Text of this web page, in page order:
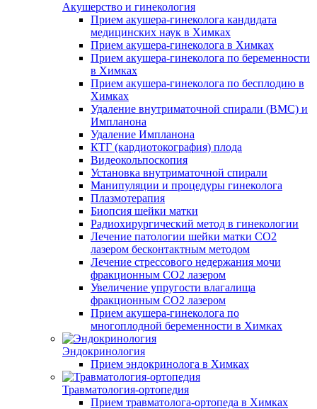
Акушерство и гинекология
Прием акушера-гинеколога кандидата
медицинских наук в Химках
Прием акушера-гинеколога в Химках
Прием акушера-гинеколога по беременности
в Химках
Прием акушера-гинеколога по бесплодию в
Химках
Удаление внутриматочной спирали (ВМС) и
Импланона
Удаление Импланона
КТГ (кардиотокография) плода
Видеокольпоскопия
Установка внутриматочной спирали
Манипуляции и процедуры гинеколога
Плазмотерапия
Биопсия шейки матки
Радиохирургический метод в гинекологии
Лечение патологии шейки матки CO2
лазером бесконтактным методом
Лечение стрессового недержания мочи
фракционным CO2 лазером
Увеличение упругости влагалища
фракционным CO2 лазером
Прием акушера-гинеколога по
многоплодной беременности в Химках
Эндокринология
Прием эндокринолога в Химках
Травматология-ортопедия
Прием травматолога-ортопеда в Химках